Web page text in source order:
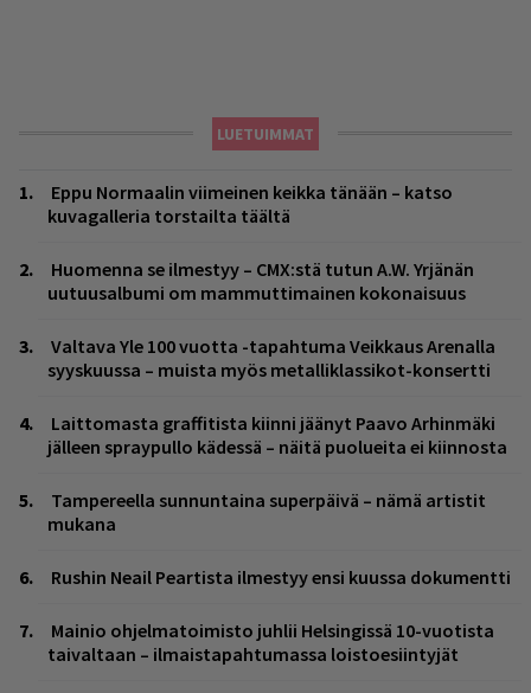
LUETUIMMAT
Eppu Normaalin viimeinen keikka tänään – katso
kuvagalleria torstailta täältä
Huomenna se ilmestyy – CMX:stä tutun A.W. Yrjänän
uutuusalbumi om mammuttimainen kokonaisuus
Valtava Yle 100 vuotta -tapahtuma Veikkaus Arenalla
syyskuussa – muista myös metalliklassikot-konsertti
Laittomasta graffitista kiinni jäänyt Paavo Arhinmäki
jälleen spraypullo kädessä – näitä puolueita ei kiinnosta
Tampereella sunnuntaina superpäivä – nämä artistit
mukana
Rushin Neail Peartista ilmestyy ensi kuussa dokumentti
Mainio ohjelmatoimisto juhlii Helsingissä 10-vuotista
taivaltaan – ilmaistapahtumassa loistoesiintyjät